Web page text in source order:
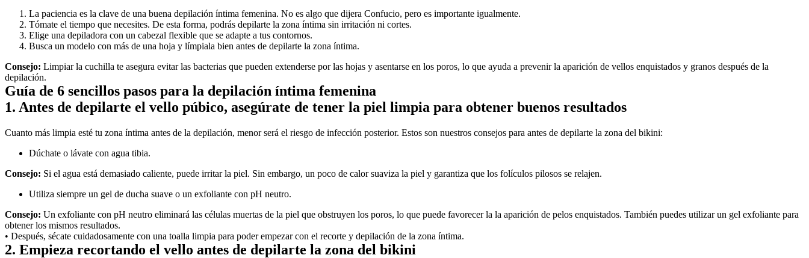
La paciencia es la clave de una buena depilación íntima femenina. No es algo que dijera Confucio, pero es importante igualmente.
Tómate el tiempo que necesites. De esta forma, podrás depilarte la zona íntima sin irritación ni cortes.
Elige una depiladora con un cabezal flexible que se adapte a tus contornos.
Busca un modelo con más de una hoja y límpiala bien antes de depilarte la zona íntima.
Consejo: Limpiar la cuchilla te asegura evitar las bacterias que pueden extenderse por las hojas y asentarse en los poros, lo que ayuda a prevenir la aparición de vellos enquistados y granos después de la
depilación.
Guía de 6 sencillos pasos para la depilación íntima femenina
1. Antes de depilarte el vello púbico, asegúrate de tener la piel limpia para obtener buenos resultados
Cuanto más limpia esté tu zona íntima antes de la depilación, menor será el riesgo de infección posterior. Estos son nuestros consejos para antes de depilarte la zona del bikini:
Dúchate o lávate con agua tibia.
Consejo: Si el agua está demasiado caliente, puede irritar la piel. Sin embargo, un poco de calor suaviza la piel y garantiza que los folículos pilosos se relajen.
Utiliza siempre un gel de ducha suave o un exfoliante con pH neutro.
Consejo: Un exfoliante con pH neutro eliminará las células muertas de la piel que obstruyen los poros, lo que puede favorecer la la aparición de pelos enquistados. También puedes utilizar un gel exfoliante para
obtener los mismos resultados.
• Después, sécate cuidadosamente con una toalla limpia para poder empezar con el recorte y depilación de la zona íntima.
2. Empieza recortando el vello antes de depilarte la zona del bikini